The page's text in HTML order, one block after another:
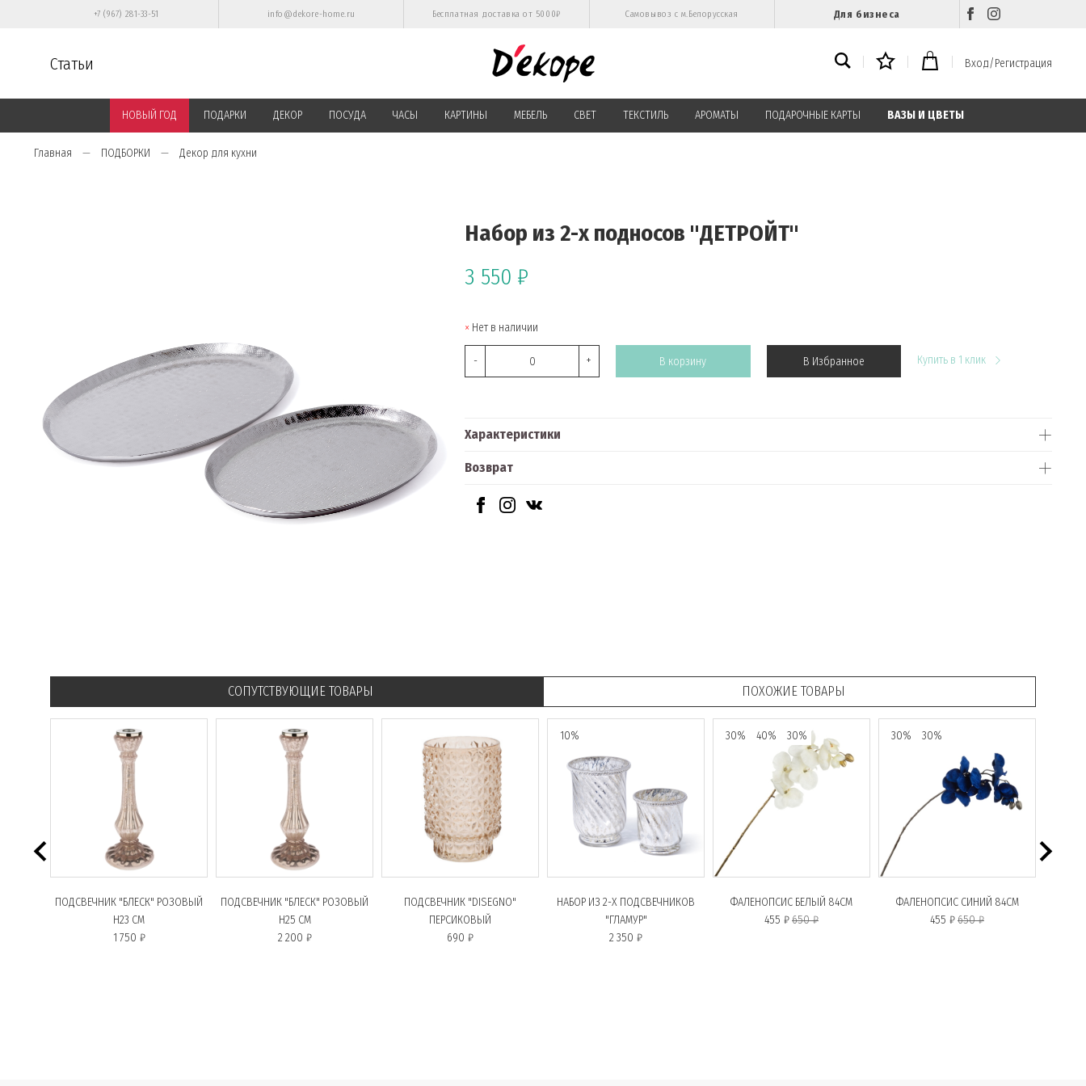
+7 (967) 281-33-51 info@dekore-home.ru Бесплатная доставка от 5000₽ Самовывоз с м.Белорусская Для бизнеса
Статьи Вход/Регистрация
НОВЫЙ ГОД ПОДАРКИ ДЕКОР ПОСУДА ЧАСЫ КАРТИНЫ МЕБЕЛЬ СВЕТ ТЕКСТИЛЬ АРОМАТЫ ПОДАРОЧНЫЕ КАРТЫ ВАЗЫ И ЦВЕТЫ
Главная ПОДБОРКИ Декор для кухни
Набор из 2-х подносов "ДЕТРОЙТ"
3 550 ₽
Нет в наличии
- + В корзину В Избранное Купить в 1 клик
Характеристики
Возврат
СОПУТСТВУЮЩИЕ ТОВАРЫ ПОХОЖИЕ ТОВАРЫ
ПОДСВЕЧНИК "БЛЕСК" РОЗОВЫЙ
H23 СМ
1 750 ₽
ПОДСВЕЧНИК "БЛЕСК" РОЗОВЫЙ
H25 СМ
2 200 ₽
ПОДСВЕЧНИК "DISEGNO"
ПЕРСИКОВЫЙ
690 ₽
10%
НАБОР ИЗ 2-Х ПОДСВЕЧНИКОВ
"ГЛАМУР"
2 350 ₽
30% 40% 30%
ФАЛЕНОПСИС БЕЛЫЙ 84СМ
455 ₽650 ₽
30% 30%
ФАЛЕНОПСИС СИНИЙ 84СМ
455 ₽650 ₽